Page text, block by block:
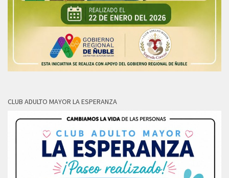
CLUB ADULTO MAYOR LA ESPERANZA